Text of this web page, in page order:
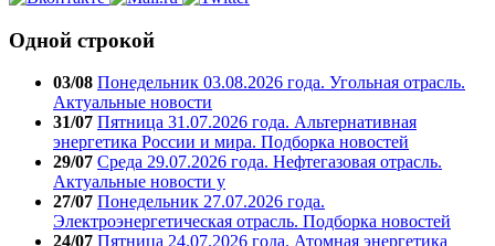
Одной строкой
03/08 Понедельник 03.08.2026 года. Угольная отрасль.
Актуальные новости
31/07 Пятница 31.07.2026 года. Альтернативная
энергетика России и мира. Подборка новостей
29/07 Среда 29.07.2026 года. Нефтегазовая отрасль.
Актуальные новости у
27/07 Понедельник 27.07.2026 года.
Электроэнергетическая отрасль. Подборка новостей
24/07 Пятница 24.07.2026 года. Атомная энергетика